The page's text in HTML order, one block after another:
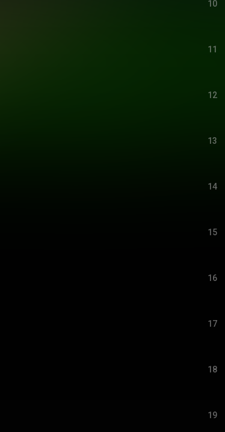
10
11
12
13
14
15
16
17
18
19